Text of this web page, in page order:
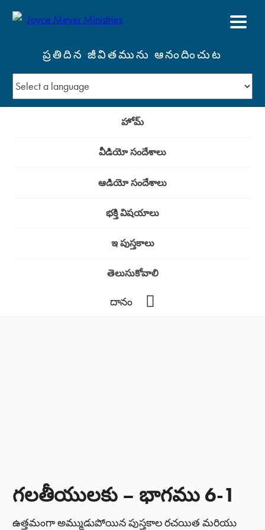
ప్రతిదిన జీవితమును ఆనందించుట
హోమ్
వీడియో సందేశాలు
ఆడియో సందేశాలు
భక్తి విషయాలు
ఇ పుస్తకాలు
తెలుసుకోవాలి
దానం
గలతీయులకు – భాగము 6-1
ఉత్తమంగా అమ్ముడుపోయిన పుస్తకాల రచయిత మరియు